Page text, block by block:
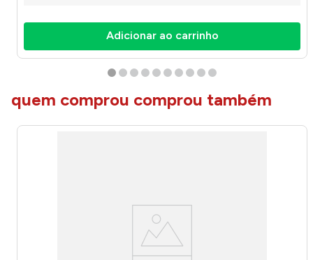
Adicionar ao carrinho
quem comprou comprou também